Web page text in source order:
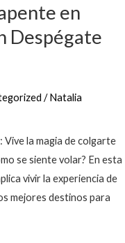
en
Despégate
/Natalia
la magia de colgarte
se siente volar? En esta
vivir la experiencia de
mejores destinos para